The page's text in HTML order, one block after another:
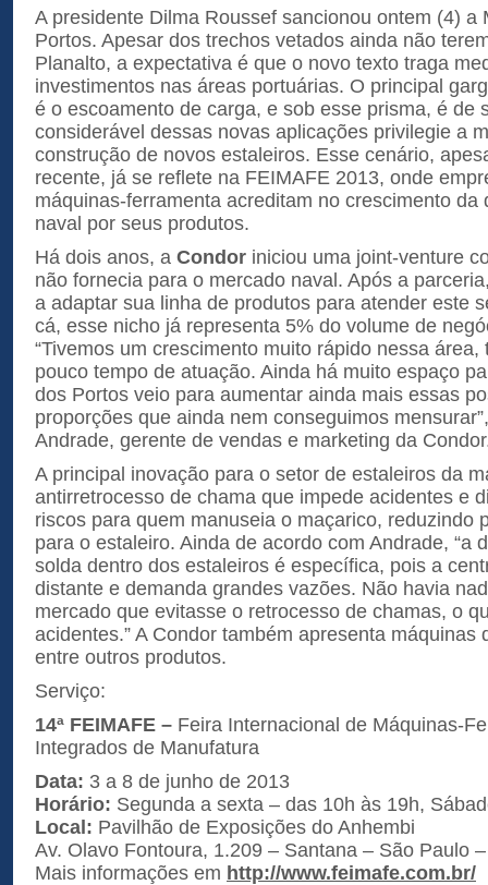
A presidente Dilma Roussef sancionou ontem (4) a
Portos. Apesar dos trechos vetados ainda não
Planalto, a expectativa é que o novo texto traga
investimentos nas áreas portuárias. O principal
é o escoamento de carga, e sob esse prisma, é de
considerável dessas novas aplicações privilegie a
construção de novos estaleiros. Esse cenário,
recente, já se reflete na FEIMAFE 2013, onde
máquinas-ferramenta acreditam no crescimento da
naval por seus produtos.
Há dois anos, a Condor iniciou uma joint-venture
não fornecia para o mercado naval. Após a
a adaptar sua linha de produtos para atender este
cá, esse nicho já representa 5% do volume de
“Tivemos um crescimento muito rápido nessa
pouco tempo de atuação. Ainda há muito espaço
dos Portos veio para aumentar ainda mais essas
proporções que ainda nem conseguimos
Andrade, gerente de vendas e marketing da
A principal inovação para o setor de estaleiros da
antirretrocesso de chama que impede acidentes e
riscos para quem manuseia o maçarico, reduzindo
para o estaleiro. Ainda de acordo com Andrade, “a
solda dentro dos estaleiros é específica, pois a
distante e demanda grandes vazões. Não havia
mercado que evitasse o retrocesso de chamas, o
acidentes.” A Condor também apresenta máquinas
entre outros produtos.
Serviço:
14ª FEIMAFE – Feira Internacional de Máquinas-
Integrados de Manufatura
Data: 3 a 8 de junho de 2013
Horário: Segunda a sexta – das 10h às 19h,
Local: Pavilhão de Exposições do Anhembi
Av. Olavo Fontoura, 1.209 – Santana – São Paulo
Mais informações em http://www.feimafe.com.br/